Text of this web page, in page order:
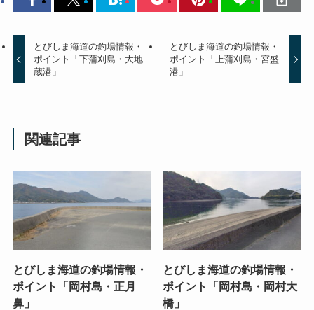
とびしま海道の釣場情報・
ポイント「下蒲刈島・大地
蔵港」
とびしま海道の釣場情報・
ポイント「上蒲刈島・宮盛
港」
関連記事
とびしま海道の釣場情報・
ポイント「岡村島・正月
鼻」
とびしま海道の釣場情報・
ポイント「岡村島・岡村大
橋」